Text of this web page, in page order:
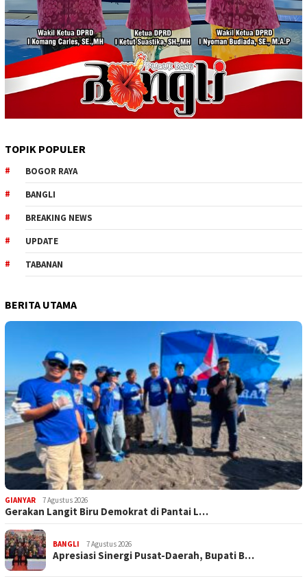
TOPIK POPULER
BOGOR RAYA
BANGLI
BREAKING NEWS
UPDATE
TABANAN
BERITA UTAMA
GIANYAR 7 Agustus 2026
Gerakan Langit Biru Demokrat di Pantai L…
BANGLI 7 Agustus 2026
Apresiasi Sinergi Pusat-Daerah, Bupati B…